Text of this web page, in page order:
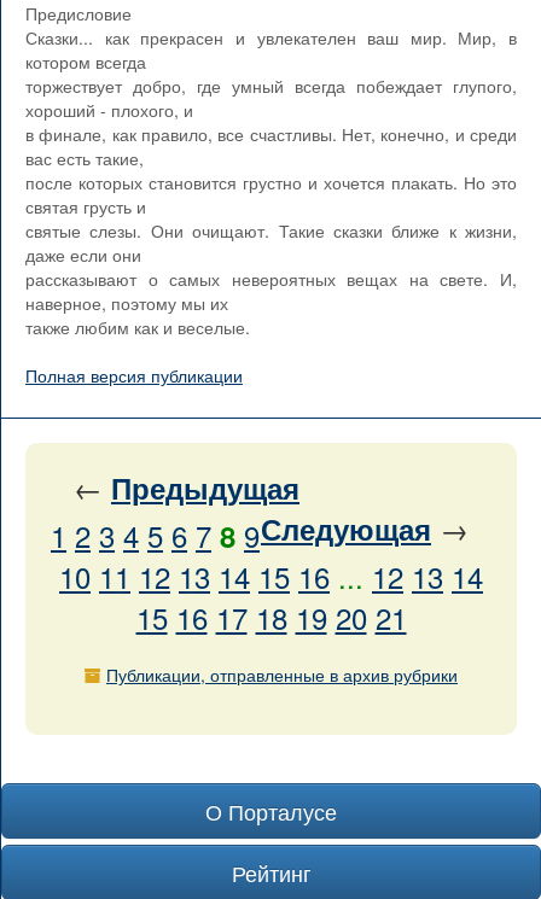
Предисловие
Сказки... как прекрасен и увлекателен ваш мир. Мир, в
котором всегда
торжествует добро, где умный всегда побеждает глупого,
хороший - плохого, и
в финале, как правило, все счастливы. Нет, конечно, и среди
вас есть такие,
после которых становится грустно и хочется плакать. Но это
святая грусть и
святые слезы. Они очищают. Такие сказки ближе к жизни,
даже если они
рассказывают о самых невероятных вещах на свете. И,
наверное, поэтому мы их
также любим как и веселые.
Полная версия публикации
← Предыдущая
Следующая →
1 2 3 4 5 6 7 8 9
10 11 12 13 14 15 16 ... 12 13 14
15 16 17 18 19 20 21
Публикации, отправленные в архив рубрики
О Порталусе
Рейтинг